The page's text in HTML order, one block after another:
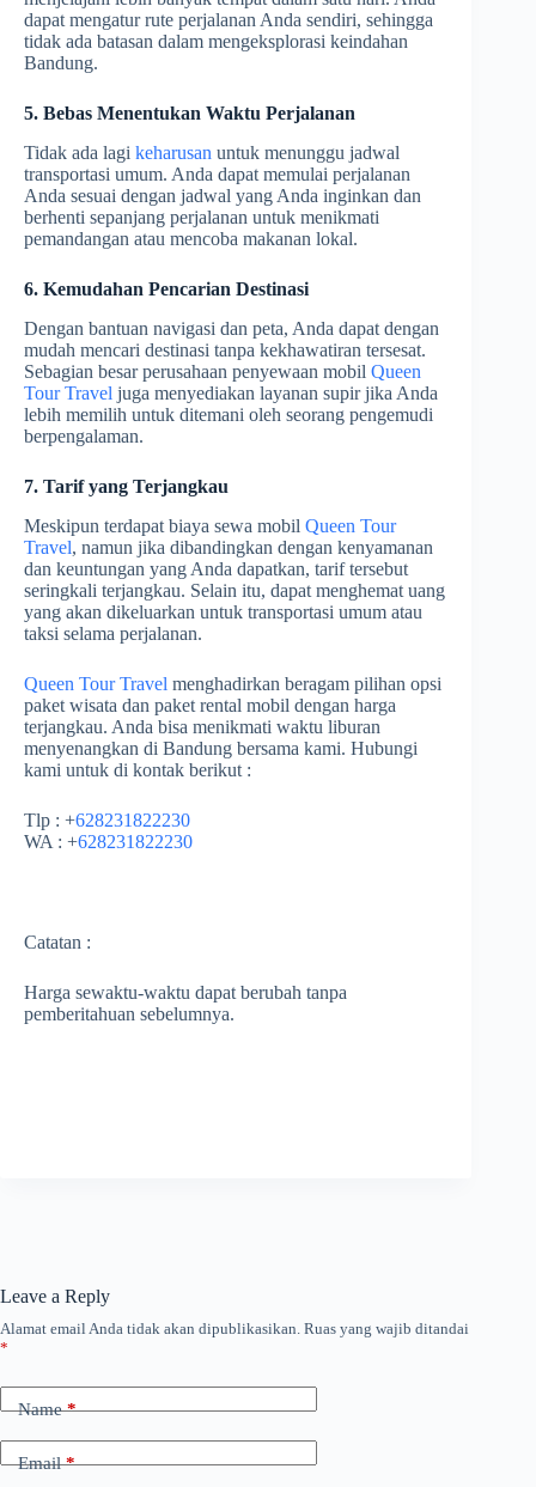
dapat mengatur rute perjalanan Anda sendiri, sehingga
tidak ada batasan dalam mengeksplorasi keindahan
Bandung.
5. Bebas Menentukan Waktu Perjalanan
Tidak ada lagi keharusan untuk menunggu jadwal
transportasi umum. Anda dapat memulai perjalanan
Anda sesuai dengan jadwal yang Anda inginkan dan
berhenti sepanjang perjalanan untuk menikmati
pemandangan atau mencoba makanan lokal.
6. Kemudahan Pencarian Destinasi
Dengan bantuan navigasi dan peta, Anda dapat dengan
mudah mencari destinasi tanpa kekhawatiran tersesat.
Sebagian besar perusahaan penyewaan mobil Queen
Tour Travel juga menyediakan layanan supir jika Anda
lebih memilih untuk ditemani oleh seorang pengemudi
berpengalaman.
7. Tarif yang Terjangkau
Meskipun terdapat biaya sewa mobil Queen Tour
Travel, namun jika dibandingkan dengan kenyamanan
dan keuntungan yang Anda dapatkan, tarif tersebut
seringkali terjangkau. Selain itu, dapat menghemat uang
yang akan dikeluarkan untuk transportasi umum atau
taksi selama perjalanan.
Queen Tour Travel menghadirkan beragam pilihan opsi
paket wisata dan paket rental mobil dengan harga
terjangkau. Anda bisa menikmati waktu liburan
menyenangkan di Bandung bersama kami. Hubungi
kami untuk di kontak berikut :
Tlp : +628231822230
WA : +628231822230
Catatan :
Harga sewaktu-waktu dapat berubah tanpa
pemberitahuan sebelumnya.
Leave a Reply
Alamat email Anda tidak akan dipublikasikan. Ruas yang wajib ditandai
*
Name*
Email*